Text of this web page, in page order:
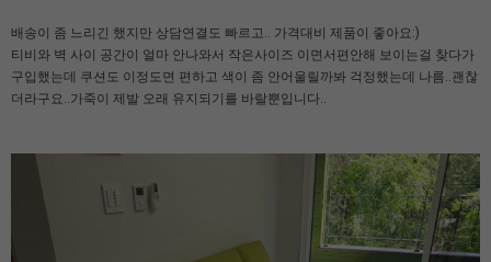
배송이 좀 느리긴 했지만 상담연결도 빠르고.. 가격대비 제품이 좋아요:)
티비와 벽 사이 공간이 얼마 안나와서 작은사이즈 이면서편안해 보이는걸 찾다가
구입했는데 쿠션도 이정도면 편하고 색이 좀 안어울릴까봐 걱정했는데 나름..괜찮
더라구요..가죽이 제발 오래 유지되기를 바랄뿐입니다..